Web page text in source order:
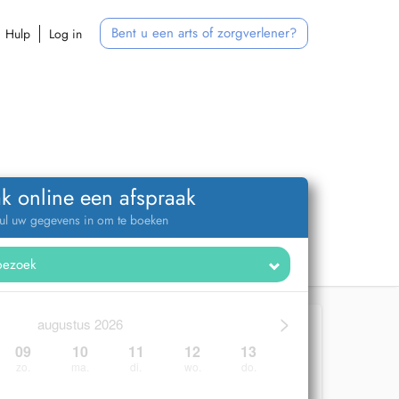
Hulp Log in Bent u een arts of zorgverlener?
online een afspraak
uw gegevens in om te boeken
>
augustus 2026
09 10 11 12 13